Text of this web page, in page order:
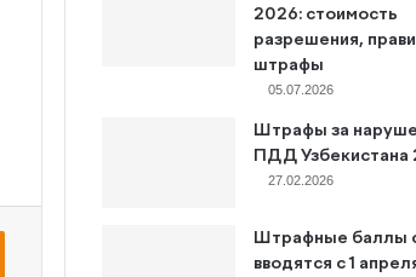
2026: стоимость
разрешения,
штрафы
05.07.2026
Штрафы за
ПДД Узбекистана
27.02.2026
Штрафные баллы
вводятся с 1